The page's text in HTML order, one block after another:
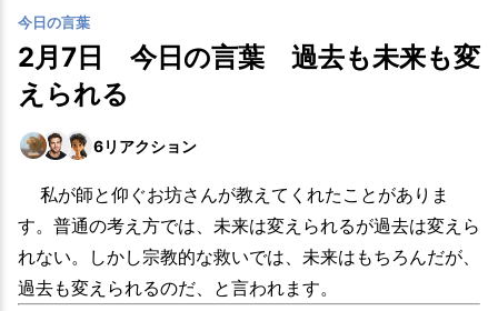
今日の言葉
2月7日 今日の言葉 過去も未来も変
えられる
6リアクション
私が師と仰ぐお坊さんが教えてくれたことがありま
す。普通の考え方では、未来は変えられるが過去は変えら
れない。しかし宗教的な救いでは、未来はもちろんだが、
過去も変えられるのだ、と言われます。